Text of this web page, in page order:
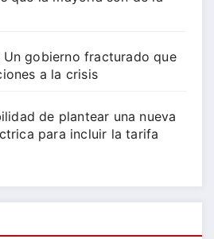
Un gobierno fracturado que
a la crisis
de plantear una nueva
para incluir la tarifa